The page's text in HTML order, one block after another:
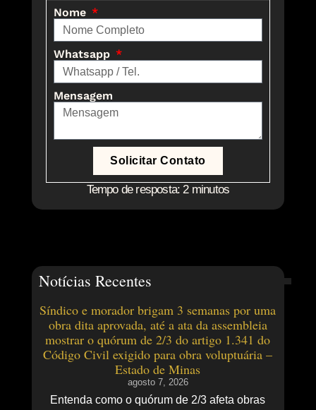
Nome
Whatsapp
Mensagem
Solicitar Contato
Tempo de resposta: 2 minutos
Notícias Recentes
Síndico e morador brigam 3 semanas por uma
obra dita aprovada, até a ata da assembleia
mostrar o quórum de 2/3 do artigo 1.341 do
Código Civil exigido para obra voluptuária –
Estado de Minas
agosto 7, 2026
Entenda como o quórum de 2/3 afeta obras